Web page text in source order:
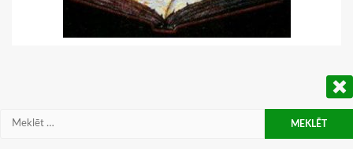
Meklēt: